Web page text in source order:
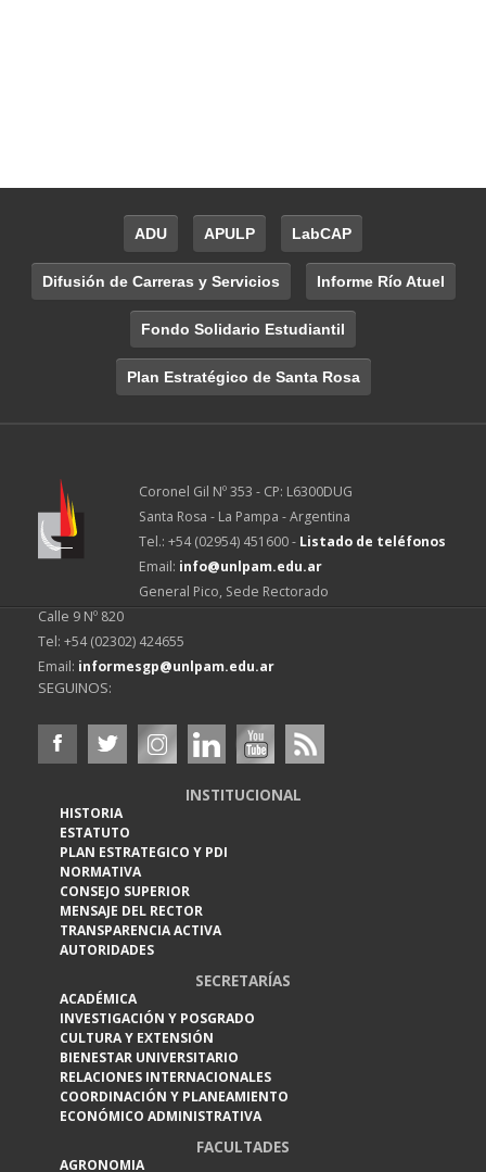
ADU APULP LabCAP
Difusión de Carreras y Servicios Informe Río Atuel
Fondo Solidario Estudiantil
Plan Estratégico de Santa Rosa
Coronel Gil Nº 353 - CP: L6300DUG
Santa Rosa - La Pampa - Argentina
Tel.: +54 (02954) 451600 - Listado de teléfonos
Email: info@unlpam.edu.ar
General Pico, Sede Rectorado
Calle 9 Nº 820
Tel: +54 (02302) 424655
Email: informesgp@unlpam.edu.ar
SEGUINOS:
INSTITUCIONAL
HISTORIA
ESTATUTO
PLAN ESTRATEGICO Y PDI
NORMATIVA
CONSEJO SUPERIOR
MENSAJE DEL RECTOR
TRANSPARENCIA ACTIVA
AUTORIDADES
SECRETARÍAS
ACADÉMICA
INVESTIGACIÓN Y POSGRADO
CULTURA Y EXTENSIÓN
BIENESTAR UNIVERSITARIO
RELACIONES INTERNACIONALES
COORDINACIÓN Y PLANEAMIENTO
ECONÓMICO ADMINISTRATIVA
FACULTADES
AGRONOMIA